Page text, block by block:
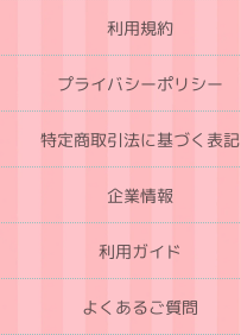
利用規約
プライバシーポリシー
特定商取引法に基づく表記
企業情報
利用ガイド
よくあるご質問